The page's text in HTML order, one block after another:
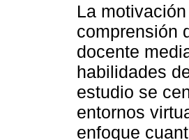
La
comprensión
docente
habilidades
estudio se
entornos
enfoque